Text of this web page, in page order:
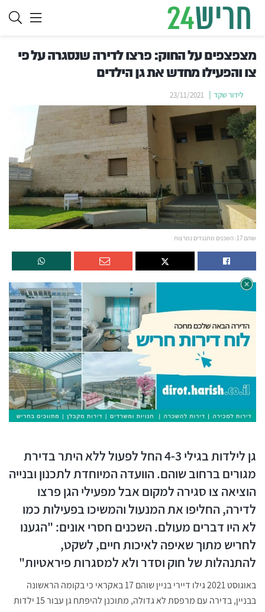
מצפצפים על החוק: פרצו לדירה שנסגרה על פי
צו והפעילו מחדש את גן הילדים
לידור שקד 23/11/2021
שוהם 17: השכנים מתנגדים נמרצות
גן לילדות בגילי 4-3 החל לפעול ללא היתר בדירת
מגורים ברחוב שוהם. הוועדה המיוחדת לתכנון ובנייה
הוציאה צו סגירה למקום אבל מפעילי הגן פרצו
לדירה, החליפו את המנעול והמשיכו בפעילות כמו
לא היו דברים מעולם. השכנים חסרי אונים: "הגענו
לחריש מתוך שאיפה לאיכות חיים, לשקט,
להתנהלות של חוק וסדר ולא למסגרות פיראטיות"
באוגוסט 2021 גילו דיירי בניין שוהם 17 באקראי כי בקומה הראשונה
בבניין, בדירה עם מרפסת לא גדולה, מתוכנן להיפתח גן עבור 15 ילדות